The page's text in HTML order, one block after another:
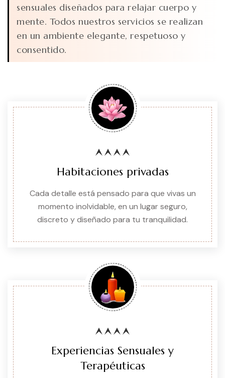
sensuales diseñados para relajar cuerpo y
mente. Todos nuestros servicios se realizan
en un ambiente elegante, respetuoso y
consentido.
Habitaciones privadas
Cada detalle está pensado para que vivas un
momento inolvidable, en un lugar seguro,
discreto y diseñado para tu tranquilidad.
Experiencias Sensuales y
Terapéuticas